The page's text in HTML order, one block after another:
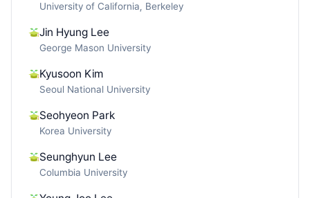
University of California, Berkeley
Jin Hyung Lee
George Mason University
Kyusoon Kim
Seoul National University
Seohyeon Park
Korea University
Seunghyun Lee
Columbia University